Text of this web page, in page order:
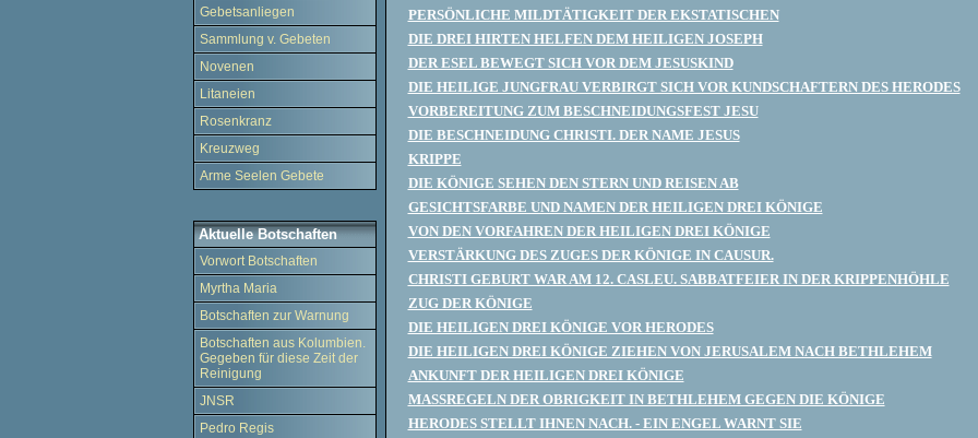
Gebetsanliegen
Sammlung v. Gebeten
Novenen
Litaneien
Rosenkranz
Kreuzweg
Arme Seelen Gebete
Aktuelle Botschaften
Vorwort Botschaften
Myrtha Maria
Botschaften zur Warnung
Botschaften aus Kolumbien.
Gegeben für diese Zeit der
Reinigung
JNSR
Pedro Regis
PERSÖNLICHE MILDTÄTIGKEIT DER EKSTATISCHEN
DIE DREI HIRTEN HELFEN DEM HEILIGEN JOSEPH
DER ESEL BEWEGT SICH VOR DEM JESUSKIND
DIE HEILIGE JUNGFRAU VERBIRGT SICH VOR KUNDSCHAFTERN DES HERODES
VORBEREITUNG ZUM BESCHNEIDUNGSFEST JESU
DIE BESCHNEIDUNG CHRISTI. DER NAME JESUS
KRIPPE
DIE KÖNIGE SEHEN DEN STERN UND REISEN AB
GESICHTSFARBE UND NAMEN DER HEILIGEN DREI KÖNIGE
VON DEN VORFAHREN DER HEILIGEN DREI KÖNIGE
VERSTÄRKUNG DES ZUGES DER KÖNIGE IN CAUSUR.
CHRISTI GEBURT WAR AM 12. CASLEU. SABBATFEIER IN DER KRIPPENHÖHLE
ZUG DER KÖNIGE
DIE HEILIGEN DREI KÖNIGE VOR HERODES
DIE HEILIGEN DREI KÖNIGE ZIEHEN VON JERUSALEM NACH BETHLEHEM
ANKUNFT DER HEILIGEN DREI KÖNIGE
MASSREGELN DER OBRIGKEIT IN BETHLEHEM GEGEN DIE KÖNIGE
HERODES STELLT IHNEN NACH. - EIN ENGEL WARNT SIE